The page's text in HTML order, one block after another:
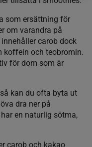
som ersättning för
om varandra på
carob dock
koffein och teobromin.
för dom som är
kan du ofta byta ut
dra ner på
en naturlig sötma,
carob och kakao